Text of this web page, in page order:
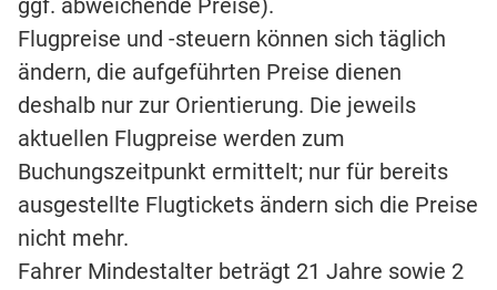
ggf. abweichende Preise).
Flugpreise und -steuern können sich täglich
ändern, die aufgeführten Preise dienen
deshalb nur zur Orientierung. Die jeweils
aktuellen Flugpreise werden zum
Buchungszeitpunkt ermittelt; nur für bereits
ausgestellte Flugtickets ändern sich die Preise
nicht mehr.
Fahrer Mindestalter beträgt 21 Jahre sowie 2